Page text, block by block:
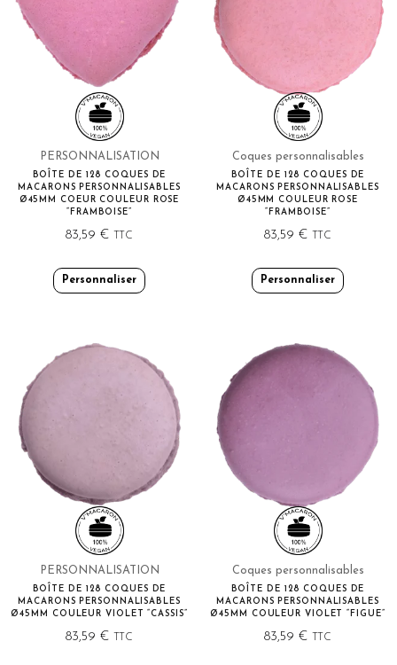
PERSONNALISATION
BOÎTE DE 128 COQUES DE
MACARONS PERSONNALISABLES
Ø45MM COEUR COULEUR ROSE
“FRAMBOISE”
83,59 € TTC
Personnaliser
Coques personnalisables
BOÎTE DE 128 COQUES DE
MACARONS PERSONNALISABLES
Ø45MM COULEUR ROSE
“FRAMBOISE”
83,59 € TTC
Personnaliser
PERSONNALISATION
BOÎTE DE 128 COQUES DE
MACARONS PERSONNALISABLES
Ø45MM COULEUR VIOLET “CASSIS”
83,59 € TTC
Coques personnalisables
BOÎTE DE 128 COQUES DE
MACARONS PERSONNALISABLES
Ø45MM COULEUR VIOLET “FIGUE”
83,59 € TTC